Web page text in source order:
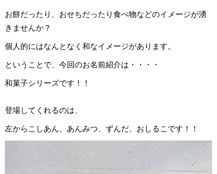
お餅だったり、おせちだったり食べ物などのイメージが湧
きませんか？
個人的にはなんとなく和なイメージがあります。
ということで、今回のお名前紹介は・・・・
和菓子シリーズです！！
登場してくれるのは、
左からこしあん、あんみつ、ずんだ、おしるこです！！